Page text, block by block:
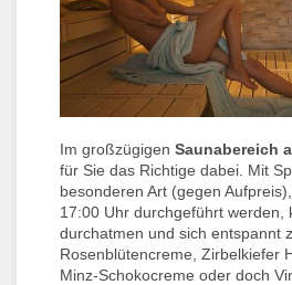
Im großzügigen Saunabereich
für Sie das Richtige dabei. Mit
besonderen Art (gegen
17:00 Uhr durchgeführt werden,
durchatmen und sich entspannt
Rosenblütencreme, Zirbelkiefer
Minz-Schokocreme oder doch